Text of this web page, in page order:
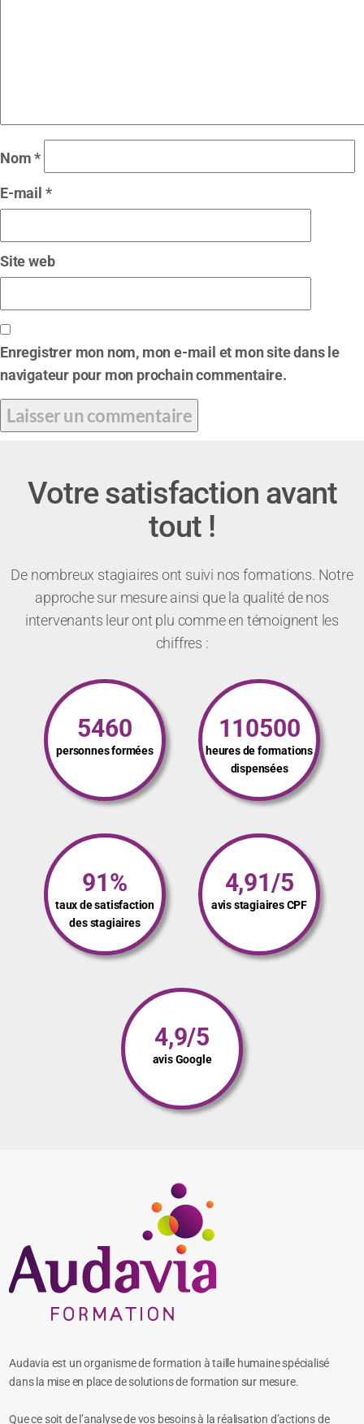
Nom*
E-mail *
Site web
Enregistrer mon nom, mon e-mail et mon site dans le
navigateur pour mon prochain commentaire.
Votre satisfaction avant
tout !
De nombreux stagiaires ont suivi nos formations. Notre
approche sur mesure ainsi que la qualité de nos
intervenants leur ont plu comme en témoignent les
chiffres :
5460
personnes formées
110500
heures de formations
dispensées
91%
taux de satisfaction
des stagiaires
4,91/5
avis stagiaires CPF
4,9/5
avis Google
Audavia est un organisme de formation à taille humaine spécialisé
dans la mise en place de solutions de formation sur mesure.
Que ce soit de l’analyse de vos besoins à la réalisation d’actions de